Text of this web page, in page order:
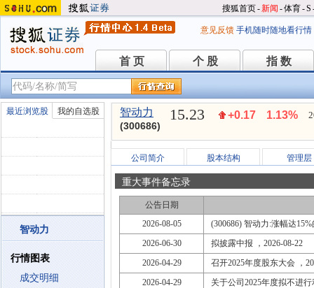
搜狐首页-新闻 -体育-S
意见反馈 手机随时随地看行情
首 页
首 页 个 股
个 股 指 数
指 数
最近浏览股 我的自选股
智动力
行情图表
成交明细
智动力
(300686)
15.23 +0.17 1.13%
公司简介 股本结构 管理层
重大事件备忘录
公告日期
2026-08-05
(300686) 智动力:涨幅达
2026-06-30
拟披露中报 ，2026-08-22
2026-04-29
召开2025年度股东大会 ，
2026-04-29
关于公司2025年度拟不进